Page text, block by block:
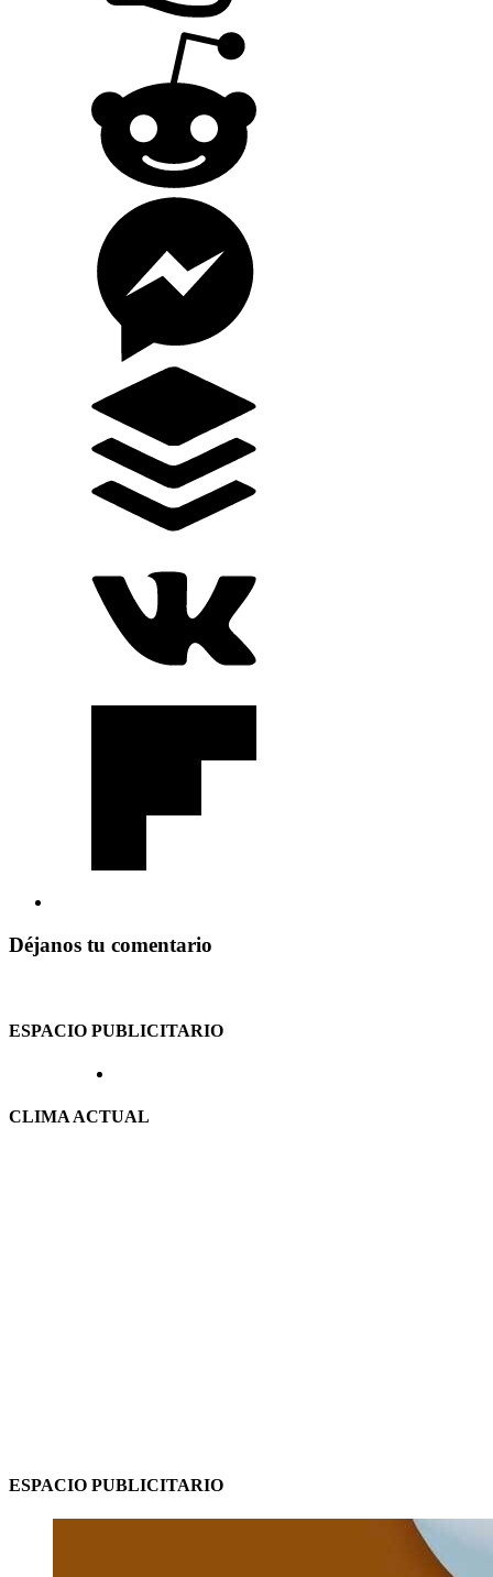
Déjanos tu comentario
ESPACIO PUBLICITARIO
CLIMA ACTUAL
ESPACIO PUBLICITARIO